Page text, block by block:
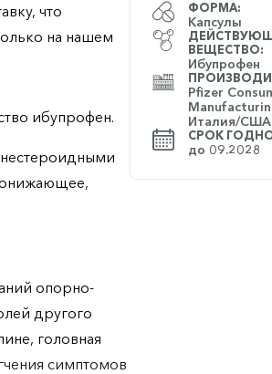
ФОРМА:
Капсулы
ВЕЩЕСТВО:
Ибупрофен
Pfizer
Италия/США
СРОК
до 09.2028
что
на нашем
ибупрофен.
опорно-
другого
головная
симптомов